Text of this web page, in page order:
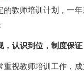
师培训计划，一年
，认识到位，制度保证
教师培训工作，成